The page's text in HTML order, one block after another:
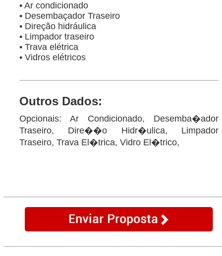
• Ar condicionado
• Desembaçador Traseiro
• Direção hidráulica
• Limpador traseiro
• Trava elétrica
• Vidros elétricos
Outros Dados:
Opcionais: Ar Condicionado, Desemba�ador
Traseiro, Dire��o Hidr�ulica, Limpador
Traseiro, Trava El�trica, Vidro El�trico,